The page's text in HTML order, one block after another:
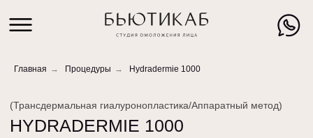
Главная → Процедуры → Hydradermie 1000
О процедуре
HYDRADERMIE 1000 — инновационный
(Трансдермальная гиалуронопластика/Аппаратный метод)